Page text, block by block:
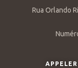
Rua Orlando